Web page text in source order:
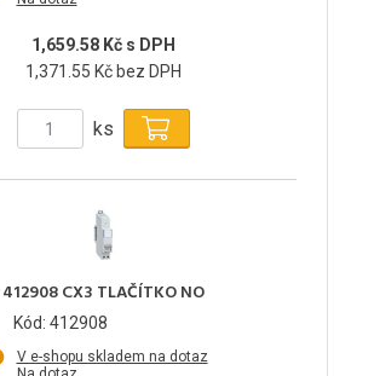
1,659.58 Kč s DPH
1,371.55 Kč bez DPH
ks
412908 CX3 TLAČÍTKO NO
Kód: 412908
V e-shopu skladem na dotaz